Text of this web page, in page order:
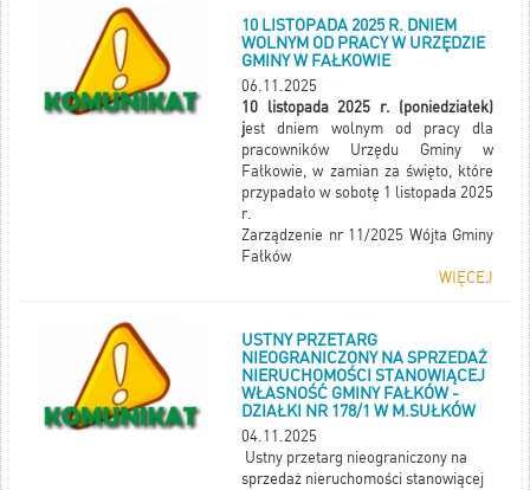
odczyt, fakturowane będą po 21
listopada i wysłane pocztą.
PRZY NIEOBECNOŚCI ODBIORCY
WODY W CZASIE WIZYTY
INKASENTA UPRZEJMIE PROSIMY
O KONTAKT Z URZĘDEM GMINY W
FAŁKOWIE W GODZ. 14.00-15.00
10 LISTOPADA 2025 R. DNIEM
WOLNYM OD PRACY W URZĘDZIE
GMINY W FAŁKOWIE
06.11.2025
10 listopada 2025 r. (poniedziałek)
jest dniem wolnym od pracy dla
pracowników Urzędu Gminy w
Fałkowie, w zamian za święto, które
przypadało w sobotę 1 listopada 2025
r.
Zarządzenie nr 11/2025 Wójta Gminy
Fałków
WIĘCEJ
USTNY PRZETARG
NIEOGRANICZONY NA SPRZEDAŻ
NIERUCHOMOŚCI STANOWIĄCEJ
WŁASNOŚĆ GMINY FAŁKÓW -
DZIAŁKI NR 178/1 W M.SUŁKÓW
04.11.2025
Ustny przetarg nieograniczony na
sprzedaż nieruchomości stanowiącej